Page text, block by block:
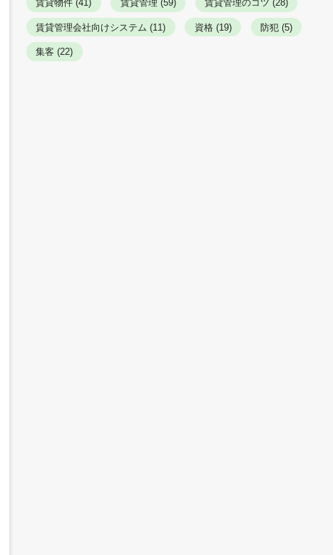
賃貸物件 (41) 賃貸管理 (59) 賃貸管理のコツ (28)
賃貸管理会社向けシステム (11) 資格 (19) 防犯 (5)
集客 (22)